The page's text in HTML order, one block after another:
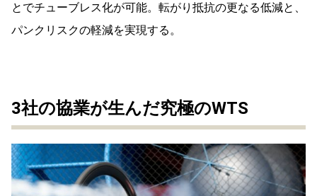
とでチューブレス化が可能。転がり抵抗の更なる低減と、
パンクリスクの軽減を実現する。
3社の協業が生んだ究極のWTS